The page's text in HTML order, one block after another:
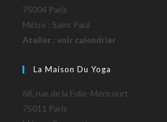
75004 Paris
Métro : Saint Paul
Atelier : voir calendrier
La Maison Du Yoga
68, rue de la Folie-Méricourt
75011 Paris